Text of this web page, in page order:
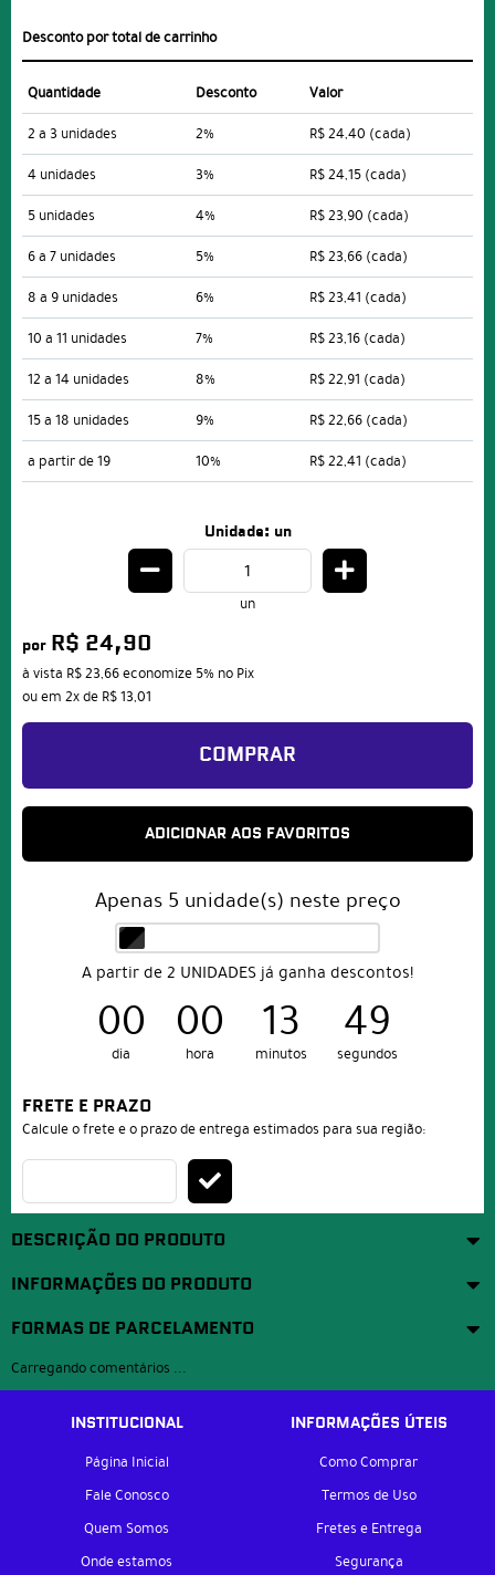
Desconto por total de carrinho
Quantidade Desconto
Valor
2 a 3 unidades
2% R$ 24,40 (cada)
4 unidades
3% R$ 24,15 (cada)
5 unidades
4% R$ 23,90 (cada)
6 a 7 unidades
5% R$ 23,66 (cada)
8 a 9 unidades
6% R$ 23,41 (cada)
10 a 11 unidades
7% R$ 23,16 (cada)
12 a 14 unidades
8% R$ 22,91 (cada)
15 a 18 unidades
9% R$ 22,66 (cada)
a partir de 19
10% R$ 22,41 (cada)
Unidade: un
un
por R$ 24,90
à vista R$ 23,66economize 5% no Pix
ou em 2xde R$ 13,01
COMPRAR
ADICIONAR AOS FAVORITOS
Apenas 5 unidade(s) neste preço
A partir de 2 UNIDADES já ganha descontos!
00
dia
00
hora
13
minutos
49
segundos
FRETE E PRAZO
Calcule o frete e o prazo de entrega estimados para sua região:
DESCRIÇÃO DO PRODUTO
INFORMAÇÕES DO PRODUTO
FORMAS DE PARCELAMENTO
Carregando comentários ...
INSTITUCIONAL
Página Inicial
Fale Conosco
Quem Somos
Onde estamos
INFORMAÇÕES ÚTEIS
Como Comprar
Termos de Uso
Fretes e Entrega
Segurança